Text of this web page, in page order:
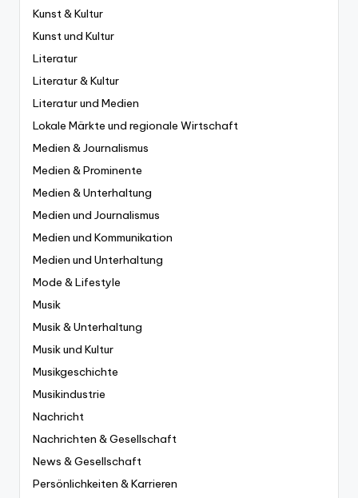
Kunst & Kultur
Kunst und Kultur
Literatur
Literatur & Kultur
Literatur und Medien
Lokale Märkte und regionale Wirtschaft
Medien & Journalismus
Medien & Prominente
Medien & Unterhaltung
Medien und Journalismus
Medien und Kommunikation
Medien und Unterhaltung
Mode & Lifestyle
Musik
Musik & Unterhaltung
Musik und Kultur
Musikgeschichte
Musikindustrie
Nachricht
Nachrichten & Gesellschaft
News & Gesellschaft
Persönlichkeiten & Karrieren